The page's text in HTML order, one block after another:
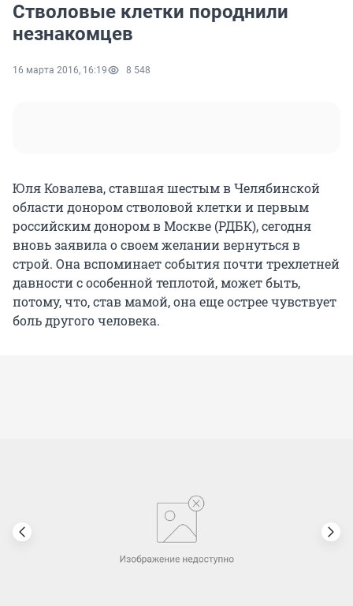
Стволовые клетки породнили
незнакомцев
16 марта 2016, 16:19 8 548
Юля Ковалева, ставшая шестым в Челябинской
области донором стволовой клетки и первым
российским донором в Москве (РДБК), сегодня
вновь заявила о своем желании вернуться в
строй. Она вспоминает события почти трехлетней
давности с особенной теплотой, может быть,
потому, что, став мамой, она еще острее чувствует
боль другого человека.